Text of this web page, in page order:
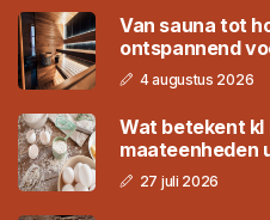
Van sauna tot
ontspannend
4 augustus 2026
Wat betekent kl
maateenheden
27 juli 2026